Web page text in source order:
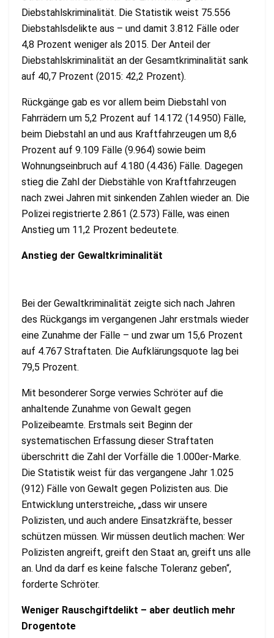
Diebstahlskriminalität. Die Statistik weist 75.556
Diebstahlsdelikte aus – und damit 3.812 Fälle oder
4,8 Prozent weniger als 2015. Der Anteil der
Diebstahlskriminalität an der Gesamtkriminalität sank
auf 40,7 Prozent (2015: 42,2 Prozent).
Rückgänge gab es vor allem beim Diebstahl von
Fahrrädern um 5,2 Prozent auf 14.172 (14.950) Fälle,
beim Diebstahl an und aus Kraftfahrzeugen um 8,6
Prozent auf 9.109 Fälle (9.964) sowie beim
Wohnungseinbruch auf 4.180 (4.436) Fälle. Dagegen
stieg die Zahl der Diebstähle von Kraftfahrzeugen
nach zwei Jahren mit sinkenden Zahlen wieder an. Die
Polizei registrierte 2.861 (2.573) Fälle, was einen
Anstieg um 11,2 Prozent bedeutete.
Anstieg der Gewaltkriminalität
Bei der Gewaltkriminalität zeigte sich nach Jahren
des Rückgangs im vergangenen Jahr erstmals wieder
eine Zunahme der Fälle – und zwar um 15,6 Prozent
auf 4.767 Straftaten. Die Aufklärungsquote lag bei
79,5 Prozent.
Mit besonderer Sorge verwies Schröter auf die
anhaltende Zunahme von Gewalt gegen
Polizeibeamte. Erstmals seit Beginn der
systematischen Erfassung dieser Straftaten
überschritt die Zahl der Vorfälle die 1.000er-Marke.
Die Statistik weist für das vergangene Jahr 1.025
(912) Fälle von Gewalt gegen Polizisten aus. Die
Entwicklung unterstreiche, „dass wir unsere
Polizisten, und auch andere Einsatzkräfte, besser
schützen müssen. Wir müssen deutlich machen: Wer
Polizisten angreift, greift den Staat an, greift uns alle
an. Und da darf es keine falsche Toleranz geben“,
forderte Schröter.
Weniger Rauschgiftdelikt – aber deutlich mehr
Drogentote